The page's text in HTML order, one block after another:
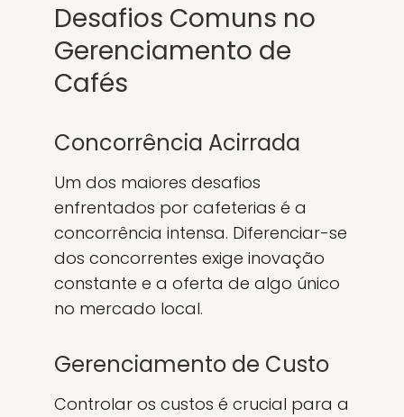
Desafios Comuns no
Gerenciamento de
Cafés
Concorrência Acirrada
Um dos maiores desafios
enfrentados por cafeterias é a
concorrência intensa. Diferenciar-se
dos concorrentes exige inovação
constante e a oferta de algo único
no mercado local.
Gerenciamento de Custo
Controlar os custos é crucial para a